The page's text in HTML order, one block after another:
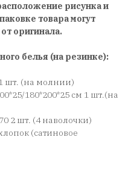
рисунка и
товара могут
оригинала.
белья (на резинке):
шт. (на молнии)
180*200*25 см 1 шт.(на
2 шт. (4 наволочки)
(сатиновое